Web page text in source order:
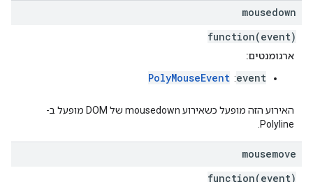
mousedown
function(event)
ארגומנטים:
event
:
PolyMouseEvent
האירוע הזה מופעל כשאירוע mousedown של DOM מופעל ב-
Polyline.
mousemove
function(event)